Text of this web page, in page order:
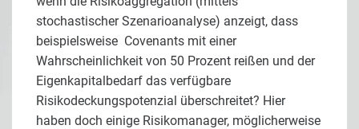
stochastischer Szenarioanalyse) anzeigt, dass
beispielsweise Covenants mit einer
Wahrscheinlichkeit von 50 Prozent reißen und der
Eigenkapitalbedarf das verfügbare
Risikodeckungspotenzial überschreitet? Hier
haben doch einige Risikomanager, möglicherweise